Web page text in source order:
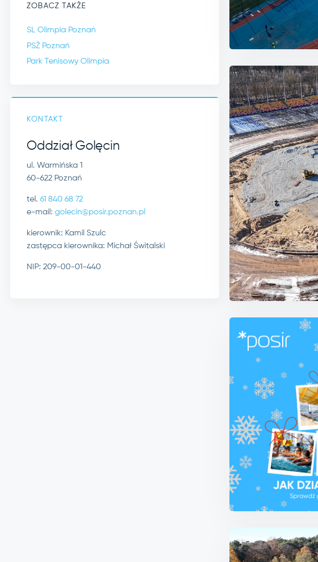
ZOBACZ TAKŻE
SL Olimpia Poznań
PSŻ Poznań
Park Tenisowy Olimpia
KONTAKT
Oddział Golęcin
ul. Warmińska 1
60-622 Poznań
tel. 61 840 68 72
e-mail: golecin@posir.poznan.pl
kierownik: Kamil Szulc
zastępca kierownika: Michał Świtalski
NIP: 209-00-01-440